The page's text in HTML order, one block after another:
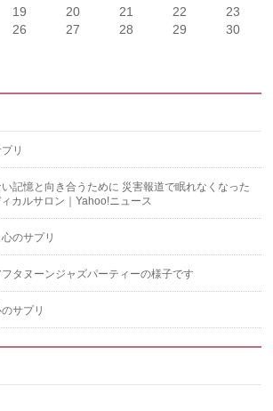
19 20 21 22
23
26 27 28 29
30
リ
記憶と向き合うために 災害報道で眠れなくなった
カルサロン｜Yahoo!ニュース
のサプリ
タヌーンジャズパーティーの様子です
サプリ